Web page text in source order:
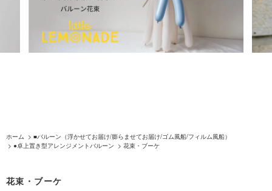
ホーム > ■バルーン（浮かせてお届け/膨らませてお届け/ゴム風船/フィルム風船）
> ●卓上置き型アレンジメントバルーン > 花束・ブーケ
花束・ブーケ